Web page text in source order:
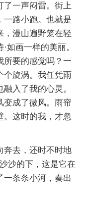
了一声闷雷。街上
一路小跑。也就是
，漫山遍野笼在轻
如画一样的美丽。
所要的感觉吗？一
个旋涡。我任凭雨
入了我的心灵。
变成了微风。雨帘
。这时的我，才忽
奔去，还时不时地
沙的下，这是它在
一条条小河，奏出